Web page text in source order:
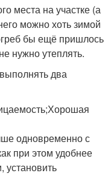
места на участке (а
можно хоть зимой
бы ещё пришлось
нужно утеплять.
два
одновременно с
при этом удобнее
установить